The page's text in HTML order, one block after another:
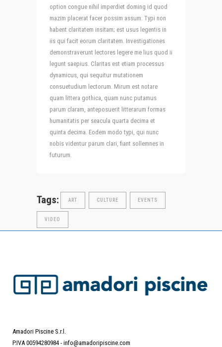
option congue nihil imperdiet doming id quod
mazim placerat facer possim assum. Typi non
habent claritatem insitam; est usus legentis in
iis qui facit eorum claritatem. Investigationes
demonstraverunt lectores legere me lius quod ii
legunt saepius. Claritas est etiam processus
dynamicus, qui sequitur mutationem
consuetudium lectorum. Mirum est notare
quam littera gothica, quam nunc putamus
parum claram, anteposuerit litterarum formas
humanitatis per seacula quarta decima et
quinta decima. Eodem modo typi, qui nunc
nobis videntur parum clari, fiant sollemnes in
futurum.
Tags: ART CULTURE EVENTS
VIDEO
Amadori Piscine S.r.l.
P.IVA 00594280984 - info@amadoripiscine.com